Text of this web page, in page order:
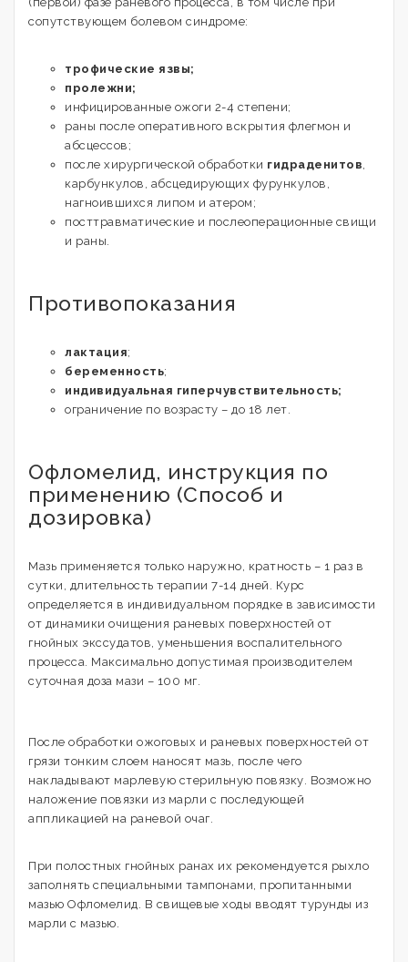
сопутствующем болевом синдроме:
трофические язвы;
пролежни;
инфицированные ожоги 2-4 степени;
раны после оперативного вскрытия флегмон и
абсцессов;
после хирургической обработки гидраденитов
карбункулов, абсцедирующих фурункулов,
нагноившихся липом и атером;
посттравматические и послеоперационные свищи
и раны.
Противопоказания
лактация;
беременность;
индивидуальная гиперчувствительность;
ограничение по возрасту – до 18 лет.
Офломелид, инструкция по
применению (Способ и
дозировка)
Мазь применяется только наружно, кратность – 1 раз в
сутки, длительность терапии 7-14 дней. Курс
определяется в индивидуальном порядке в зависимости
от динамики очищения раневых поверхностей от
гнойных экссудатов, уменьшения воспалительного
процесса. Максимально допустимая производителем
суточная доза мази – 100 мг.
После обработки ожоговых и раневых поверхностей от
грязи тонким слоем наносят мазь, после чего
накладывают марлевую стерильную повязку. Возможно
наложение повязки из марли с последующей
аппликацией на раневой очаг.
При полостных гнойных ранах их рекомендуется рыхло
заполнять специальными тампонами, пропитанными
мазью Офломелид. В свищевые ходы вводят турунды из
марли с мазью.